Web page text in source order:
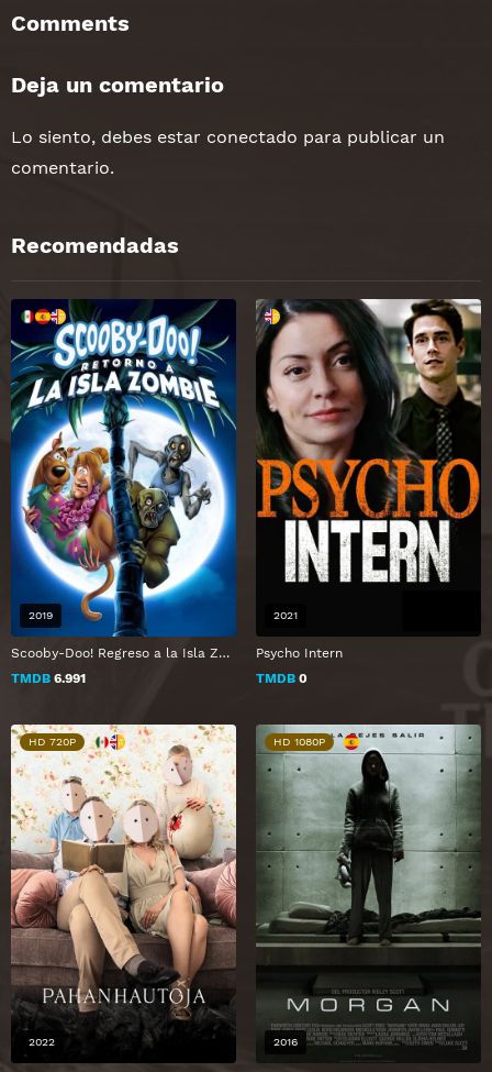
Comments
Deja un comentario
Lo siento, debes estar conectado para publicar un
comentario.
Recomendadas
Scooby-Doo! Regreso a la Isla Zombie
TMDB 6.991
2019
Psycho Intern
TMDB 0
2021
HD 720P
2022
HD 1080P
2016